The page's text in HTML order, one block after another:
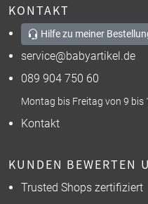
KONTAKT
Hilfe zu meiner
service@babyartikel.de
089 904 750 60
Montag bis Freitag von 9 bis
Kontakt
KUNDEN BEWERTEN
Trusted Shops zertifiziert